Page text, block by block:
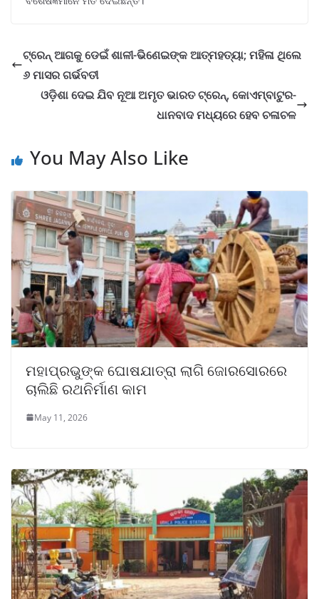
ଟ୍ରେନ୍ ଆଗକୁ ଡେଇଁ ଶାଳୀ-ଭିଣେଇଙ୍କ ଆତ୍ମହତ୍ୟା; ମହିଳା ଥିଲେ
୬ ମାସର ଗର୍ଭବତୀ
ଓଡ଼ିଶା ଦେଇ ଯିବ ନୂଆ ଅମୃତ ଭାରତ ଟ୍ରେନ୍, କୋଏମ୍ବାଟୁର-
ଧାନବାଦ ମଧ୍ୟରେ ହେବ ଚଳାଚଳ
You May Also Like
ମହାପ୍ରଭୁଙ୍କ ଘୋଷଯାତ୍ରା ଲାଗି ଜୋରସୋରରେ
ଚାଲିଛି ରଥନିର୍ମାଣ କାମ
May 11, 2026